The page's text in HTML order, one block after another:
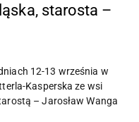
starosta –
12-13 września w
Kasperska ze wsi
– Jarosław Wanga